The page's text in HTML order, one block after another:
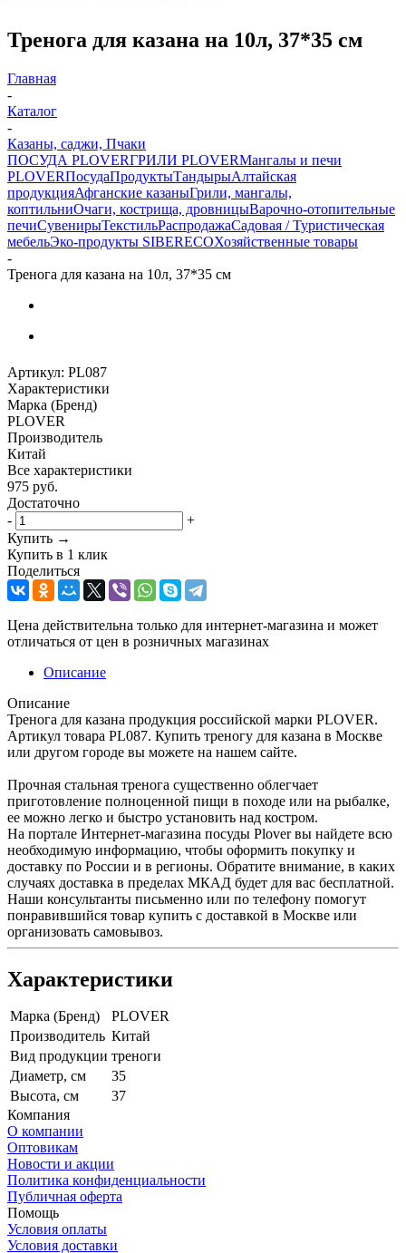
Тренога для казана на 10л, 37*35 см
Главная
-
Каталог
-
Казаны, саджи, Пчаки
ПОСУДА PLOVERГРИЛИ PLOVERМангалы и печи
PLOVERПосудаПродуктыТандырыАлтайская
продукцияАфганские казаныГрили, мангалы,
коптильниОчаги, кострища, дровницыВарочно-отопительные
печиСувенирыТекстильРаспродажаСадовая / Туристическая
мебельЭко-продукты SIBERECOХозяйственные товары
-
Тренога для казана на 10л, 37*35 см
Артикул: PL087
Характеристики
Марка (Бренд)
PLOVER
Производитель
Китай
Все характеристики
975 руб.
Достаточно
-
+
Купить →
Купить в 1 клик
Поделиться
Цена действительна только для интернет-магазина и может
отличаться от цен в розничных магазинах
Описание
Описание
Тренога для казана продукция российской марки PLOVER.
Артикул товара PL087. Купить треногу для казана в Москве
или другом городе вы можете на нашем сайте.
Прочная стальная тренога существенно облегчает
приготовление полноценной пищи в походе или на рыбалке,
ее можно легко и быстро установить над костром.
На портале Интернет-магазина посуды Plover вы найдете всю
необходимую информацию, чтобы оформить покупку и
доставку по России и в регионы. Обратите внимание, в каких
случаях доставка в пределах МКАД будет для вас бесплатной.
Наши консультанты письменно или по телефону помогут
понравившийся товар купить с доставкой в Москве или
организовать самовывоз.
Характеристики
Марка (Бренд)
PLOVER
Производитель Китай
Вид продукции треноги
Диаметр, см
35
Высота, см
37
Компания
О компании
Оптовикам
Новости и акции
Политика конфиденциальности
Публичная оферта
Помощь
Условия оплаты
Условия доставки